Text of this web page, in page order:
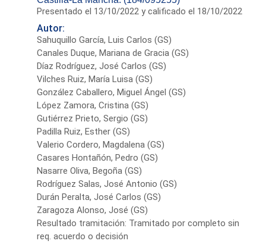
Presentado el 13/10/2022 y calificado el 18/10/2022
Autor:
Sahuquillo García, Luis Carlos (GS)
Canales Duque, Mariana de Gracia (GS)
Díaz Rodríguez, José Carlos (GS)
Vilches Ruiz, María Luisa (GS)
González Caballero, Miguel Ángel (GS)
López Zamora, Cristina (GS)
Gutiérrez Prieto, Sergio (GS)
Padilla Ruiz, Esther (GS)
Valerio Cordero, Magdalena (GS)
Casares Hontañón, Pedro (GS)
Nasarre Oliva, Begoña (GS)
Rodríguez Salas, José Antonio (GS)
Durán Peralta, José Carlos (GS)
Zaragoza Alonso, José (GS)
Resultado tramitación: Tramitado por completo sin
req. acuerdo o decisión